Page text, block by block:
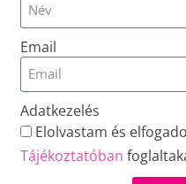
Email
Adatkezelés
Elolvastam és
Tájékoztatóban